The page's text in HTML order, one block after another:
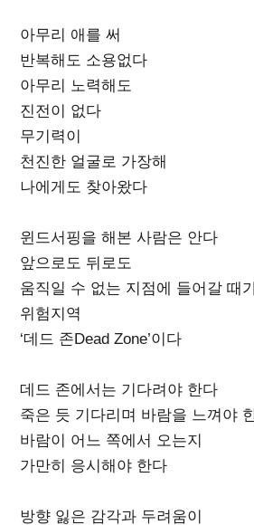
아무리 애를 써
반복해도 소용없다
아무리 노력해도
진전이 없다
무기력이
천진한 얼굴로 가장해
나에게도 찾아왔다
윈드서핑을 해본 사람은 안다
앞으로도 뒤로도
움직일 수 없는 지점에 들어갈 때
위험지역
‘데드 존Dead Zone’이다
데드 존에서는 기다려야 한다
죽은 듯 기다리며 바람을 느껴야
바람이 어느 쪽에서 오는지
가만히 응시해야 한다
방향 잃은 감각과 두려움이